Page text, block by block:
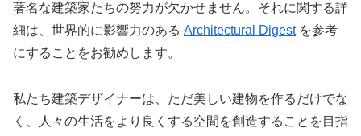
著名な建築家たちの努力が欠かせません。それに関する詳
細は、世界的に影響力のある Architectural Digestを参考
にすることをお勧めします。
私たち建築デザイナーは、ただ美しい建物を作るだけでな
く、人々の生活をより良くする空間を創造することを目指